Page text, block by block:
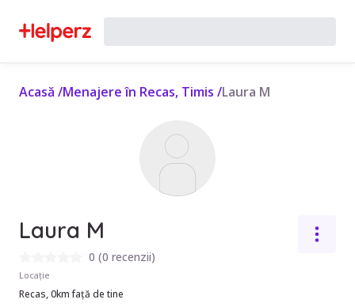
Acasă /Menajere în Recas, Timis /Laura M
Laura M
0 (0 recenzii)
Locație
Recas, 0km față de tine